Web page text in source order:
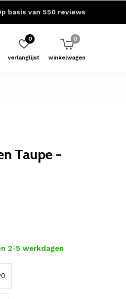
verlanglijst
0
winkelwagen
0
basis van 550 reviews
Taupe -
2-5 werkdagen